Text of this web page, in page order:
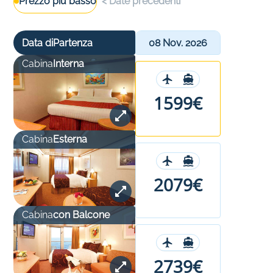
Data diPartenza
CabinaInterna
CabinaEsterna
Cabinacon Balcone
08 Nov. 2026
1599€
2079€
2739€